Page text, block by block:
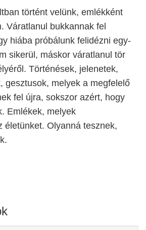
történt velünk, emlékként
Váratlanul bukkannak fel
hiába próbálunk felidézni egy-
sikerül, máskor váratlanul tör
Történések, jelenetek,
gesztusok, melyek a megfelelő
fel újra, sokszor azért, hogy
Emlékek, melyek
életünket. Olyanná tesznek,